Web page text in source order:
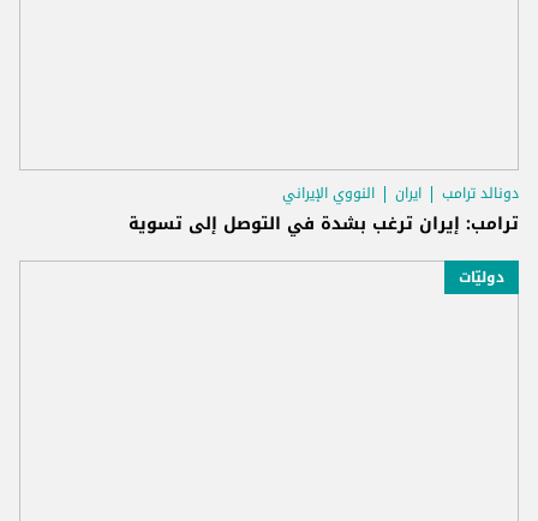
دونالد ترامب ايران النووي الإيراني
ترامب: إيران ترغب بشدة في التوصل إلى تسوية
دوليّات